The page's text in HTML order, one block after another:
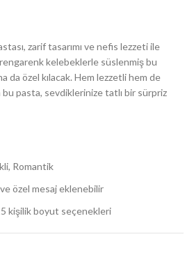
zarif tasarımı ve nefis lezzeti ile
kelebeklerle süslenmiş bu
da özel kılacak. Hem lezzetli hem de
pasta, sevdiklerinize tatlı bir sürpriz
Romantik
özel mesaj eklenebilir
kişilik boyut seçenekleri